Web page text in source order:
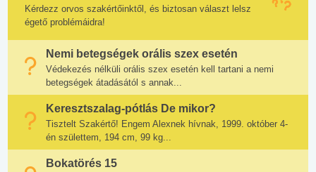
Kérdezz orvos szakértőinktől, és biztosan választ lelsz
égető problémáidra!
Nemi betegségek orális szex esetén
Védekezés nélküli orális szex esetén kell tartani a nemi
betegségek átadásától s annak...
Keresztszalag-pótlás De mikor?
Tisztelt Szakértő! Engem Alexnek hívnak, 1999. október 4-
én születtem, 194 cm, 99 kg...
Bokatörés 15